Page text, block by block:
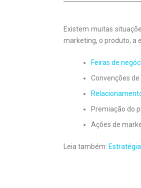
Existem muitas
marketing, o produto, a
Feiras de
Convenções
Premiação do
Ações de
Leia também: